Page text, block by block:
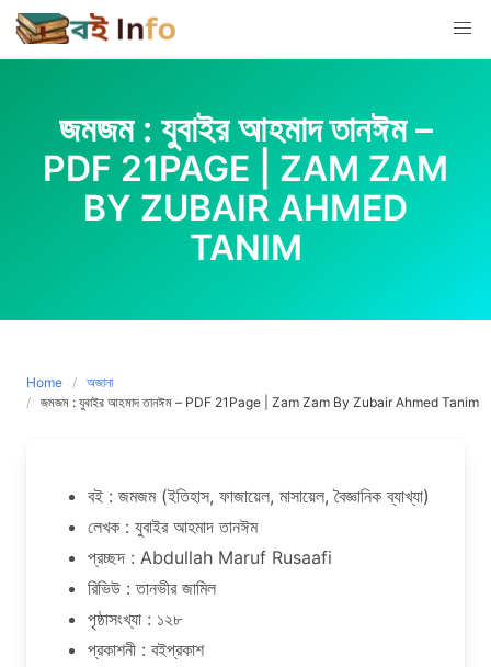
Skip
to
content
জমজম : যুবাইর আহমাদ তানঈম –
PDF 21PAGE | ZAM ZAM
BY ZUBAIR AHMED
TANIM
Home
অজানা
জমজম : যুবাইর আহমাদ তানঈম – PDF 21Page | Zam Zam By Zubair Ahmed Tanim
বই : জমজম (ইতিহাস, ফাজায়েল, মাসায়েল, বৈজ্ঞানিক ব্যাখ্যা)
লেখক : যুবাইর আহমাদ তানঈম
প্রচ্ছদ : Abdullah Maruf Rusaafi
রিভিউ : তানভীর জামিল
পৃষ্ঠাসংখ্যা : ১২৮
প্রকাশনী : বইপ্রকাশ